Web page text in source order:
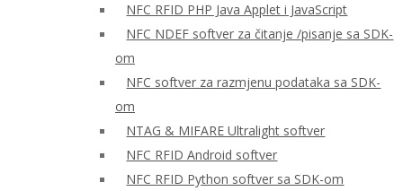
NFC RFID PHP Java Applet i JavaScript
NFC NDEF softver za čitanje /pisanje sa SDK-
om
NFC softver za razmjenu podataka sa SDK-
om
NTAG & MIFARE Ultralight softver
NFC RFID Android softver
NFC RFID Python softver sa SDK-om